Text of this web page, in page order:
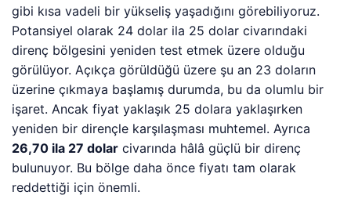
gibi kısa vadeli bir yükseliş yaşadığını görebiliyoruz.
Potansiyel olarak 24 dolar ila 25 dolar civarındaki
direnç bölgesini yeniden test etmek üzere olduğu
görülüyor. Açıkça görüldüğü üzere şu an 23 doların
üzerine çıkmaya başlamış durumda, bu da olumlu bir
işaret. Ancak fiyat yaklaşık 25 dolara yaklaşırken
yeniden bir dirençle karşılaşması muhtemel. Ayrıca
26,70 ila 27 dolar civarında hâlâ güçlü bir direnç
bulunuyor. Bu bölge daha önce fiyatı tam olarak
reddettiği için önemli.